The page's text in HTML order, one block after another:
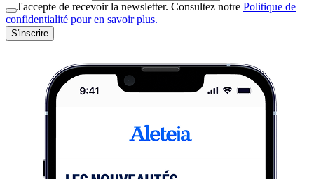
J'accepte de recevoir la newsletter. Consultez notre Politique de
confidentialité pour en savoir plus.
S'inscrire